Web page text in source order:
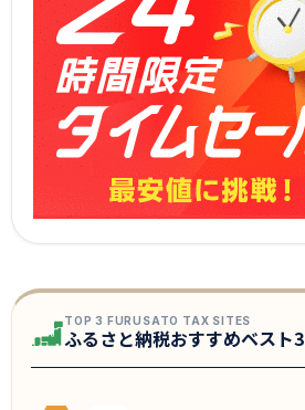
TOP 3 FURUSATO TAX SITES
ふるさと納税おすすめベスト3